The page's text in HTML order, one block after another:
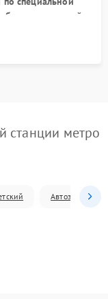
встроенной
управления.
станции метро
Автозаводский